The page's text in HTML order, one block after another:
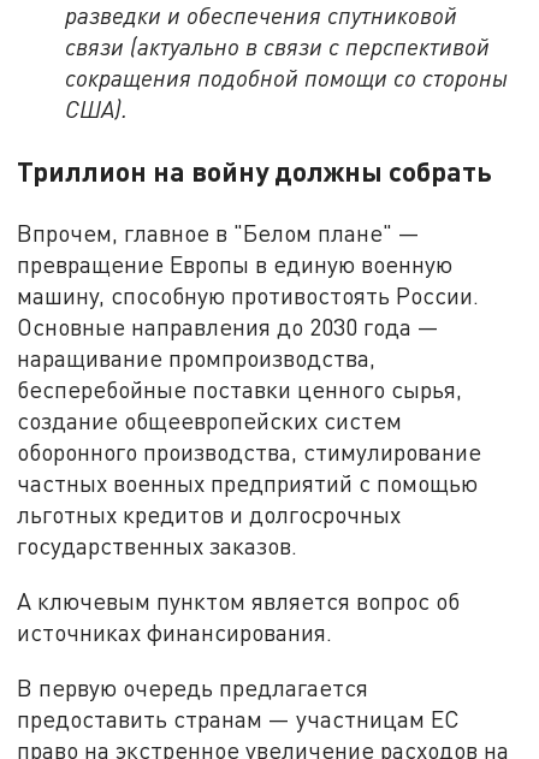
разведки и обеспечения спутниковой
связи (актуально в связи с перспективой
сокращения подобной помощи со стороны
США).
Триллион на войну должны собрать
Впрочем, главное в "Белом плане" —
превращение Европы в единую военную
машину, способную противостоять России.
Основные направления до 2030 года —
наращивание промпроизводства,
бесперебойные поставки ценного сырья,
создание общеевропейских систем
оборонного производства, стимулирование
частных военных предприятий с помощью
льготных кредитов и долгосрочных
государственных заказов.
А ключевым пунктом является вопрос об
источниках финансирования.
В первую очередь предлагается
предоставить странам — участницам ЕС
право на экстренное увеличение расходов на